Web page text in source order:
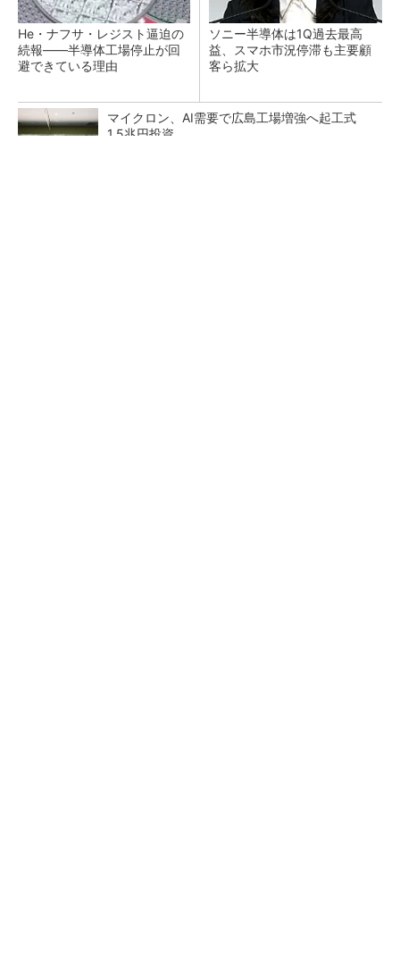
He・ナフサ・レジスト逼迫の
続報――半導体工場停止が回
避できている理由
ソニー半導体は1Q過去最高
益、スマホ市況停滞も主要顧
客ら拡大
マイクロン、AI需要で広島工場増強へ起工式
1.5兆円投資